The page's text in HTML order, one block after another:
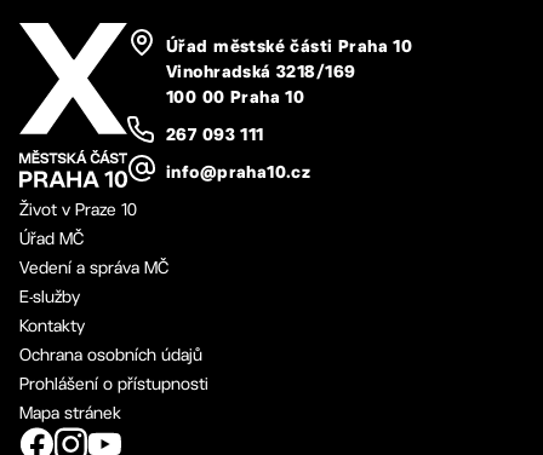
Úřad městské části Praha 10
Vinohradská 3218/169
100 00 Praha 10
267 093 111
info@praha10.cz
Život v Praze 10
Úřad MČ
Vedení a správa MČ
E-služby
Kontakty
Ochrana osobních údajů
Prohlášení o přístupnosti
Mapa stránek